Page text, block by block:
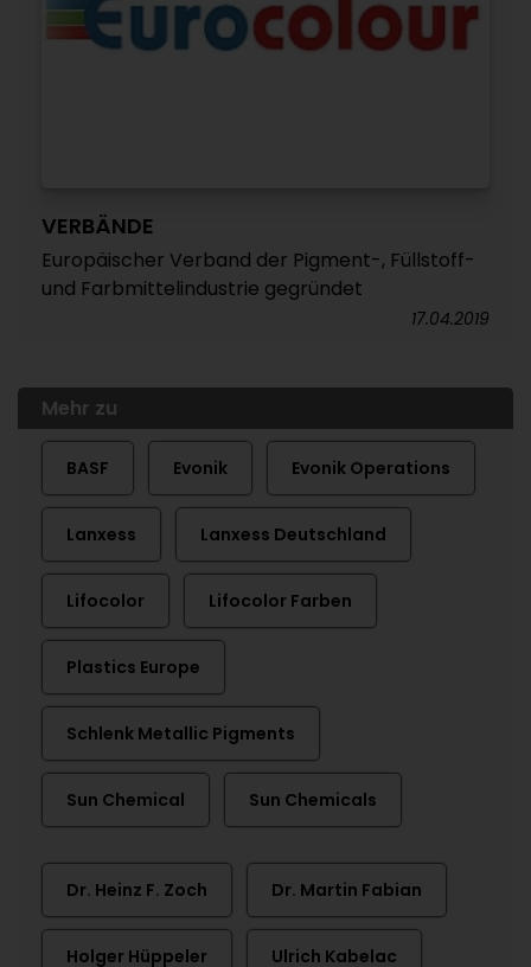
VERBÄNDE
Europäischer Verband der Pigment-, Füllstoff-
und Farbmittelindustrie gegründet
17.04.2019
Mehr zu
BASF Evonik Evonik Operations
Lanxess Lanxess Deutschland
Lifocolor Lifocolor Farben
Plastics Europe
Schlenk Metallic Pigments
Sun Chemical Sun Chemicals
Dr. Heinz F. Zoch Dr. Martin Fabian
Holger Hüppeler Ulrich Kabelac